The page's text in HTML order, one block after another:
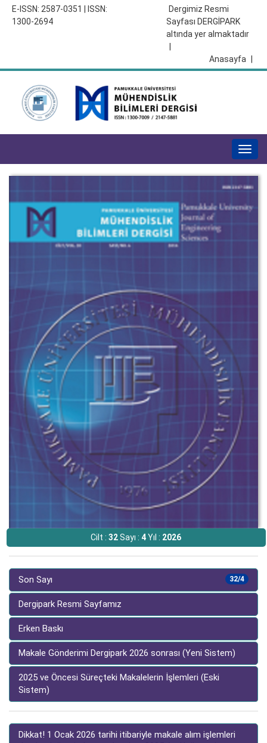
E-ISSN: 2587-0351 | ISSN:
1300-2694
Dergimiz Resmi
Sayfası DERGİPARK
altında yer almaktadır
Anasayfa
Cilt :32Sayı :4Yıl : 2026
32/4
Son Sayı
Dergipark Resmi Sayfamız
Erken Baskı
Makale Gönderimi Dergipark 2026 sonrası (Yeni Sistem)
2025 ve Öncesi Süreçteki Makalelerin İşlemleri (Eski
Sistem)
Dikkat! 1 Ocak 2026 tarihi itibariyle makale alım işlemleri